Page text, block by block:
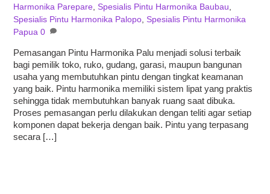
Harmonika Parepare,Spesialis Pintu Harmonika Baubau,
Spesialis Pintu Harmonika Palopo,Spesialis Pintu Harmonika
Papua 0
Pemasangan Pintu Harmonika Palu menjadi solusi terbaik
bagi pemilik toko, ruko, gudang, garasi, maupun bangunan
usaha yang membutuhkan pintu dengan tingkat keamanan
yang baik. Pintu harmonika memiliki sistem lipat yang praktis
sehingga tidak membutuhkan banyak ruang saat dibuka.
Proses pemasangan perlu dilakukan dengan teliti agar setiap
komponen dapat bekerja dengan baik. Pintu yang terpasang
secara […]